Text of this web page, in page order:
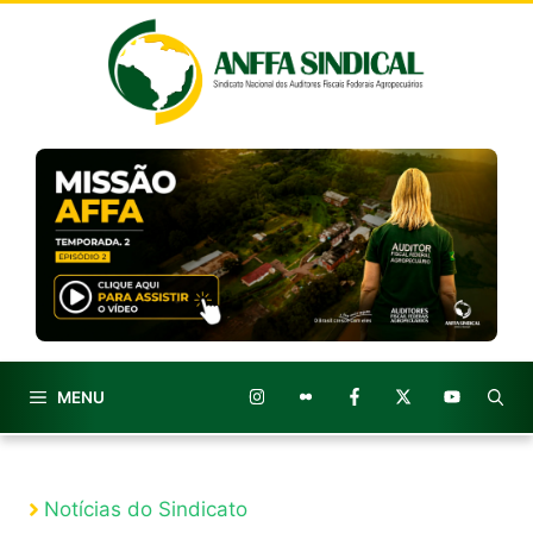
MENU
Notícias do Sindicato